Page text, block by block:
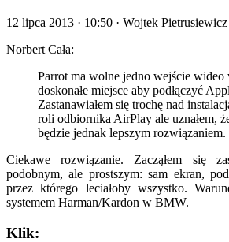
12 lipca 2013 · 10:50 · Wojtek Pietrusiewicz
Norbert Cała:
Parrot ma wolne jedno wejście wideo
doskonałe miejsce aby podłączyć
Zastanawiałem się trochę nad
roli odbiornika AirPlay ale uznałem,
będzie jednak lepszym rozwiązaniem.
Ciekawe rozwiązanie. Zacząłem się
podobnym, ale prostszym: sam ekran,
przez którego leciałoby wszystko.
systemem Harman/Kardon w BMW.
Klik: